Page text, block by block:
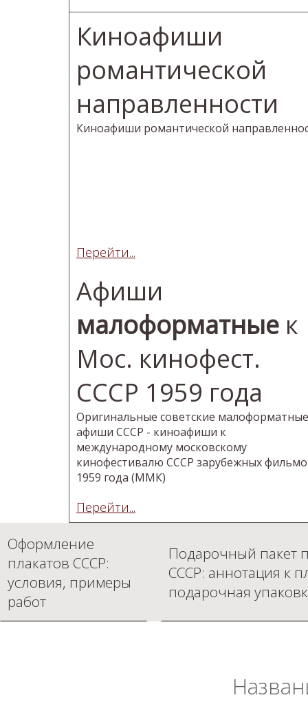
Киноафиши
романтической
направленности
Киноафиши романтической
Перейти...
Афиши
малоформатные к
Мос. кинофест.
СССР 1959 года
Оригинальные советские малоформатные
афиши СССР - киноафиши к
международному московскому
кинофестивалю СССР зарубежных
1959 года (ММК)
Перейти...
Оформление
плакатов СССР:
условия, примеры
работ
Подарочный пакет
СССР: аннотация к
подарочная